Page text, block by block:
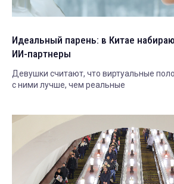
Идеальный парень: в Китае
ИИ-партнеры
Девушки считают, что виртуальные
с ними лучше, чем реальные